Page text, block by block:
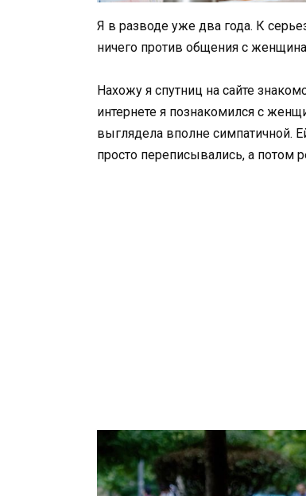
Я в разводе уже два года. К
ничего против общения с
Нахожу я спутниц на сайте
интернете я познакомился с
выглядела вполне симпатичной.
просто переписывались, а потом